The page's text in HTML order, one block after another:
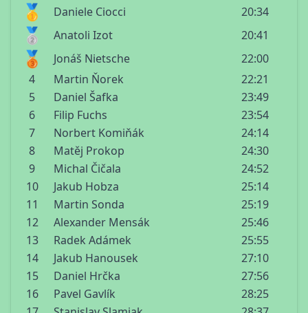
🥇 Daniele Ciocci 20:34
🥈 Anatoli Izot 20:41
🥉 Jonáš Nietsche
22:00
4
Martin Ňorek
22:21
5
Daniel Šafka
23:49
6
Filip Fuchs
23:54
7
Norbert Komiňák
24:14
8
Matěj Prokop
24:30
9
Michal Čičala
24:52
10
Jakub Hobza
25:14
11
Martin Sonda
25:19
12
Alexander Mensák
25:46
13
Radek Adámek
25:55
14
Jakub Hanousek
27:10
15
Daniel Hrčka
27:56
16
Pavel Gavlík
28:25